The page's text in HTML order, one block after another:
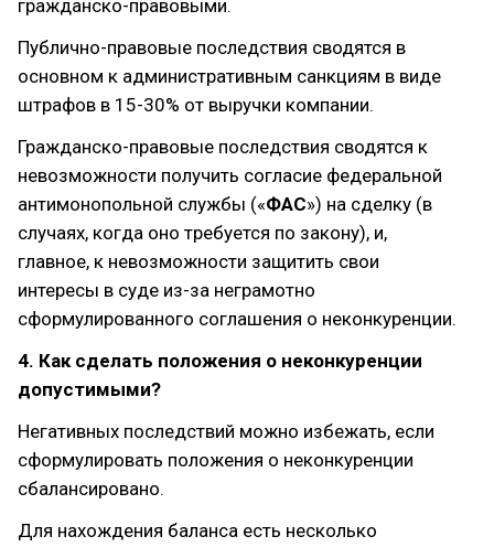
гражданско-правовыми.
Публично-правовые последствия сводятся в
основном к административным санкциям в виде
штрафов в 15-30% от выручки компании.
Гражданско-правовые последствия сводятся к
невозможности получить согласие федеральной
антимонопольной службы («‎ФАС») на сделку (в
случаях, когда оно требуется по закону), и,
главное, к невозможности защитить свои
интересы в суде из-за неграмотно
сформулированного соглашения о неконкуренции.
4. Как сделать положения о неконкуренции
допустимыми?
Негативных последствий можно избежать, если
сформулировать положения о неконкуренции
сбалансировано.
Для нахождения баланса есть несколько